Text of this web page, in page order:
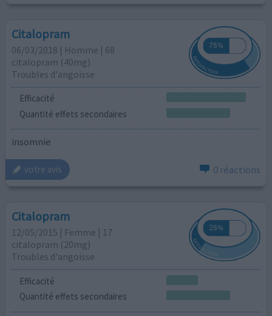
Citalopram
06/03/2018 | Homme | 68
citalopram (40mg)
Troubles d'angoisse
Efficacité
Quantité effets secondaires
insomnie
votre avis 0 réactions
Citalopram
12/05/2015 | Femme | 17
citalopram (20mg)
Troubles d'angoisse
Efficacité
Quantité effets secondaires